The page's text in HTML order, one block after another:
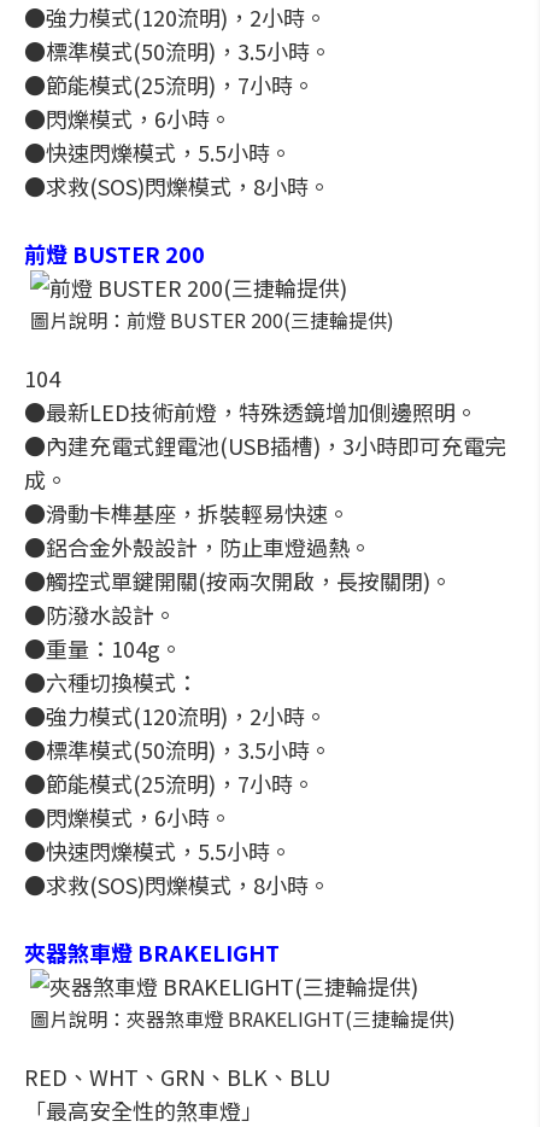
●強力模式(120流明)，2小時。
●標準模式(50流明)，3.5小時。
●節能模式(25流明)，7小時。
●閃爍模式，6小時。
●快速閃爍模式，5.5小時。
●求救(SOS)閃爍模式，8小時。
前燈 BUSTER 200
圖片說明：前燈 BUSTER 200(三捷輪提供)
104
●最新LED技術前燈，特殊透鏡增加側邊照明。
●內建充電式鋰電池(USB插槽)，3小時即可充電完
成。
●滑動卡榫基座，拆裝輕易快速。
●鋁合金外殼設計，防止車燈過熱。
●觸控式單鍵開關(按兩次開啟，長按關閉)。
●防潑水設計。
●重量：104g。
●六種切換模式：
●強力模式(120流明)，2小時。
●標準模式(50流明)，3.5小時。
●節能模式(25流明)，7小時。
●閃爍模式，6小時。
●快速閃爍模式，5.5小時。
●求救(SOS)閃爍模式，8小時。
夾器煞車燈 BRAKELIGHT
圖片說明：夾器煞車燈 BRAKELIGHT(三捷輪提供)
RED、WHT、GRN、BLK、BLU
「最高安全性的煞車燈」